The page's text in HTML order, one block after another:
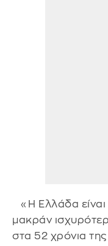
«Η Ελλάδα είναι
μακράν
στα 52 χρόνια